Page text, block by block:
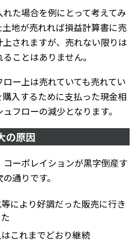
た場合を例にとって考えてみ
地が売れれば損益計算書に売
されますが、売れない限りは
ことはありません。
ー上は売れていても売れてい
入するために支払った現金相
フローの減少となります。
の原因
ーポレイションが黒字倒産す
通りです。
により好調だった販売に行き
これまでどおり継続